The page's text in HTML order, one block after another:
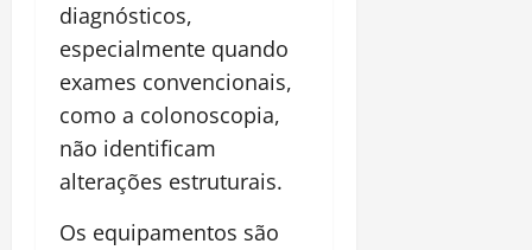
diagnósticos,
especialmente quando
exames convencionais,
como a colonoscopia,
não identificam
alterações estruturais.
Os equipamentos são